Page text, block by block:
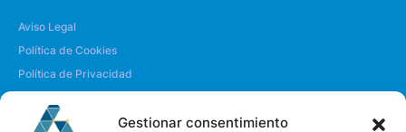
Gestionar consentimiento
Aviso Legal
Política de Cookies
Política de Privacidad